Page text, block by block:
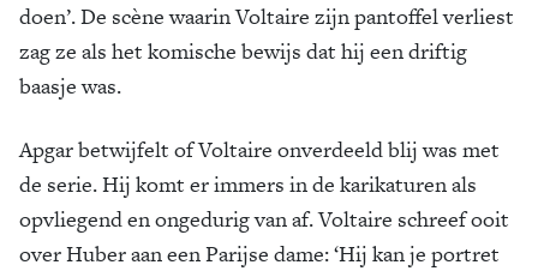
doen’. De scène waarin Voltaire zijn pantoffel verliest
zag ze als het komische bewijs dat hij een driftig
baasje was.
Apgar betwijfelt of Voltaire onverdeeld blij was met
de serie. Hij komt er immers in de karikaturen als
opvliegend en ongedurig van af. Voltaire schreef ooit
over Huber aan een Parijse dame: ‘Hij kan je portret